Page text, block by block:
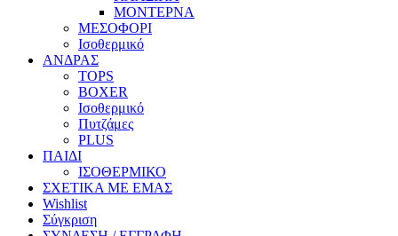
ΜΟΝΤΕΡΝΑ
ΜΕΣΟΦΟΡΙ
Ισοθερμικό
ΑΝΔΡΑΣ
TOPS
BOXER
Ισοθερμικό
Πυτζάμες
PLUS
ΠΑΙΔΙ
ΙΣΟΘΕΡΜΙΚΟ
ΣΧΕΤΙΚΑ ΜΕ ΕΜΑΣ
Wishlist
Σύγκριση